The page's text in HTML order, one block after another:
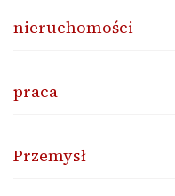
nieruchomości
praca
Przemysł